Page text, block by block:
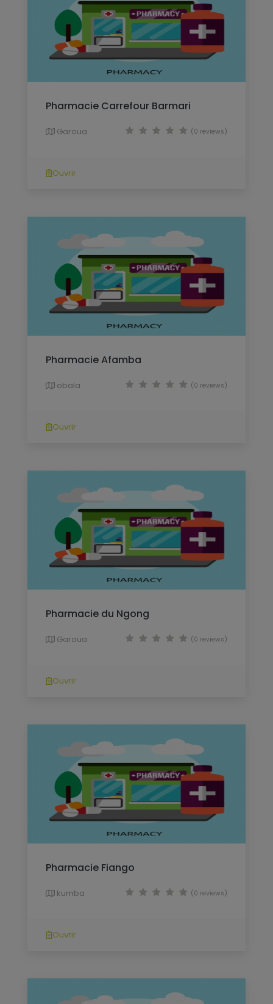
Pharmacie Carrefour Barmari
Garoua (0 reviews)
Ouvrir
Pharmacie Afamba
obala (0 reviews)
Ouvrir
Pharmacie du Ngong
Garoua (0 reviews)
Ouvrir
Pharmacie Fiango
kumba (0 reviews)
Ouvrir